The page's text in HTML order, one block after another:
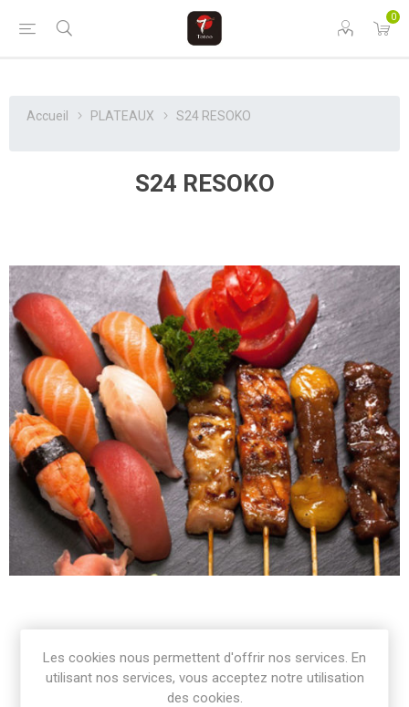
0
Accueil PLATEAUX S24 RESOKO
S24 RESOKO
6 Sushi Assortiment, 4 Brochettes**, 1 RIZ(Servi avec 1
Soupe + 1 Salade)
Les cookies nous permettent d'offrir nos services. En
utilisant nos services, vous acceptez notre utilisation
des cookies.